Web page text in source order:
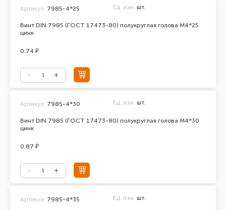
Винт DIN 7985 (ГОСТ 17473-80) полукруглая голова М4*25
цинк
Артикул: 7985-4*25 Ед. изм. шт.
0.74 ₽
Винт DIN 7985 (ГОСТ 17473-80) полукруглая голова М4*30
цинк
Артикул: 7985-4*30 Ед. изм. шт.
0.87 ₽
Артикул: 7985-4*35 Ед. изм. шт.